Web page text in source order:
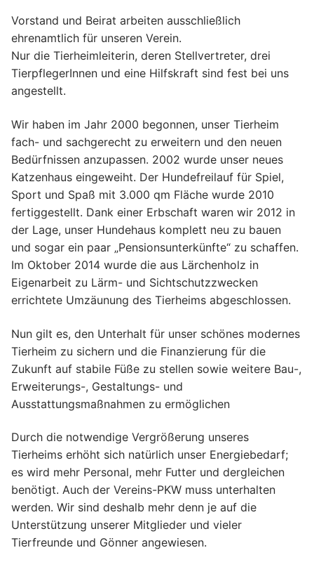
Vorstand und Beirat arbeiten ausschließlich
ehrenamtlich für unseren Verein.
Nur die Tierheimleiterin, deren Stellvertreter, drei
TierpflegerInnen und eine Hilfskraft sind fest bei uns
angestellt.
Wir haben im Jahr 2000 begonnen, unser Tierheim
fach- und sachgerecht zu erweitern und den neuen
Bedürfnissen anzupassen. 2002 wurde unser neues
Katzenhaus eingeweiht. Der Hundefreilauf für Spiel,
Sport und Spaß mit 3.000 qm Fläche wurde 2010
fertiggestellt. Dank einer Erbschaft waren wir 2012 in
der Lage, unser Hundehaus komplett neu zu bauen
und sogar ein paar „Pensionsunterkünfte“ zu schaffen.
Im Oktober 2014 wurde die aus Lärchenholz in
Eigenarbeit zu Lärm- und Sichtschutzzwecken
errichtete Umzäunung des Tierheims abgeschlossen.
Nun gilt es, den Unterhalt für unser schönes modernes
Tierheim zu sichern und die Finanzierung für die
Zukunft auf stabile Füße zu stellen sowie weitere Bau-,
Erweiterungs-, Gestaltungs- und
Ausstattungsmaßnahmen zu ermöglichen
Durch die notwendige Vergrößerung unseres
Tierheims erhöht sich natürlich unser Energiebedarf;
es wird mehr Personal, mehr Futter und dergleichen
benötigt. Auch der Vereins-PKW muss unterhalten
werden. Wir sind deshalb mehr denn je auf die
Unterstützung unserer Mitglieder und vieler
Tierfreunde und Gönner angewiesen.